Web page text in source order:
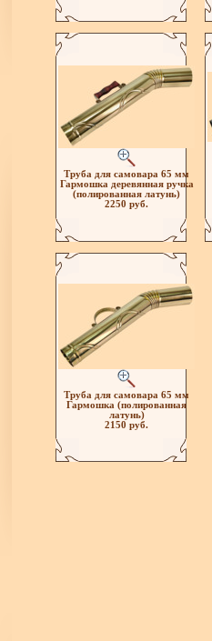
Труба для самовара 65 мм
Гармошка деревянная ручка
(полированная латунь)
2250 руб.
Труба для самовара 65 мм
Гармошка (полированная
латунь)
2150 руб.